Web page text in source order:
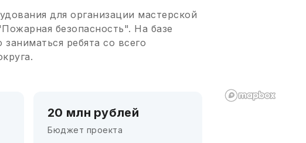
для организации мастерской
безопасность". На базе
ребята со всего
20 млн рублей
Бюджет проекта